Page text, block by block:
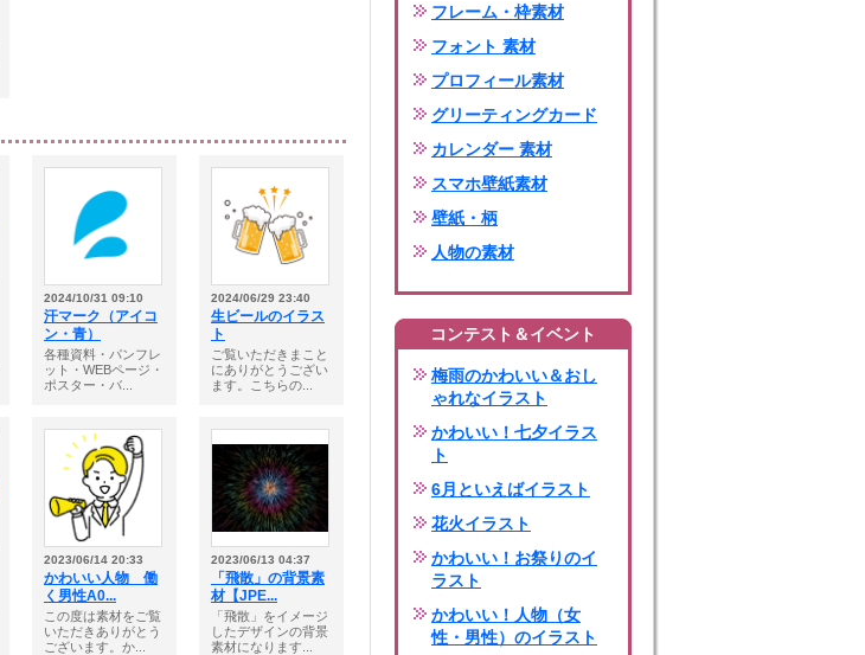
2024/10/31 09:10
汗マーク（アイコ
ン・青）
各種資料・パンフレ
ット・WEBページ・
ポスター・バ...
2024/06/29 23:40
生ビールのイラス
ト
ご覧いただきまこと
にありがとうござい
ます。こちらの...
2023/06/14 20:33
かわいい人物 働
く男性A0...
この度は素材をご覧
いただきありがとう
ございます。か...
2023/06/13 04:37
「飛散」の背景素
材【JPE...
「飛散」をイメージ
したデザインの背景
素材になります...
フレーム・枠素材
フォント 素材
プロフィール素材
グリーティングカード
カレンダー 素材
スマホ壁紙素材
壁紙・柄
人物の素材
コンテスト＆イベント
梅雨のかわいい＆おし
ゃれなイラスト
かわいい！七夕イラス
ト
6月といえばイラスト
花火イラスト
かわいい！お祭りのイ
ラスト
かわいい！人物（女
性・男性）のイラスト